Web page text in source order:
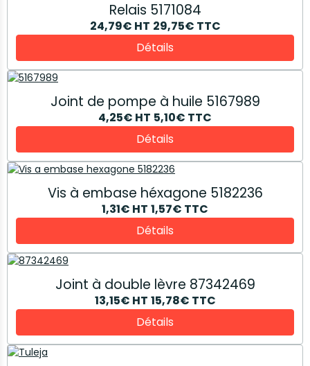
Relais 5171084
24,79€ HT 29,75€ TTC
Détails
Joint de pompe à huile 5167989
4,25€ HT 5,10€ TTC
Détails
Vis à embase héxagone 5182236
1,31€ HT 1,57€ TTC
Détails
Joint à double lèvre 87342469
13,15€ HT 15,78€ TTC
Détails